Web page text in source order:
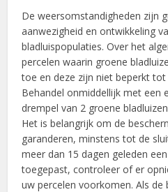
De weersomstandigheden zijn
aanwezigheid en ontwikkeling
bladluispopulaties. Over het
percelen waarin groene
toe en deze zijn niet beperkt tot
Behandel onmiddellijk met een
drempel van 2 groene
Het is belangrijk om de
garanderen, minstens tot de
meer dan 15 dagen geleden
toegepast, controleer of er
uw percelen voorkomen. Als de